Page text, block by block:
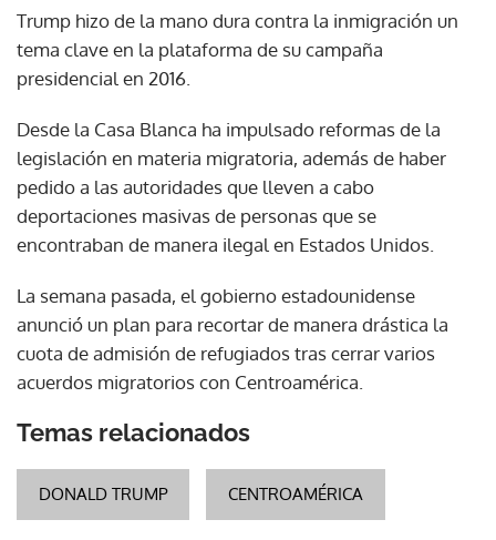
Trump hizo de la mano dura contra la inmigración un
tema clave en la plataforma de su campaña
presidencial en 2016.
Desde la Casa Blanca ha impulsado reformas de la
legislación en materia migratoria, además de haber
pedido a las autoridades que lleven a cabo
deportaciones masivas de personas que se
encontraban de manera ilegal en Estados Unidos.
La semana pasada, el gobierno estadounidense
anunció un plan para recortar de manera drástica la
cuota de admisión de refugiados tras cerrar varios
acuerdos migratorios con Centroamérica.
Temas relacionados
DONALD TRUMP CENTROAMÉRICA